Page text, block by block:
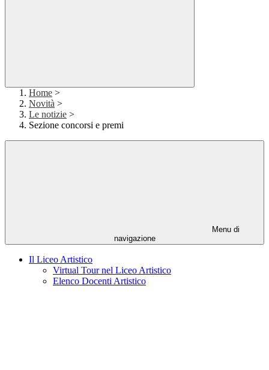
Home >
Novità >
Le notizie >
Sezione concorsi e premi
Menu di
navigazione
Il Liceo Artistico
Virtual Tour nel Liceo Artistico
Elenco Docenti Artistico